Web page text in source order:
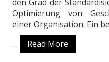
den Grad der
Optimierung von
einer Organisation. Ein
…
Read More